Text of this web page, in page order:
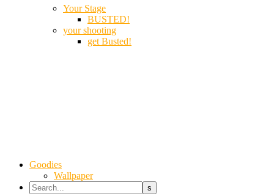
Your Stage
BUSTED!
your shooting
get Busted!
Goodies
Wallpaper